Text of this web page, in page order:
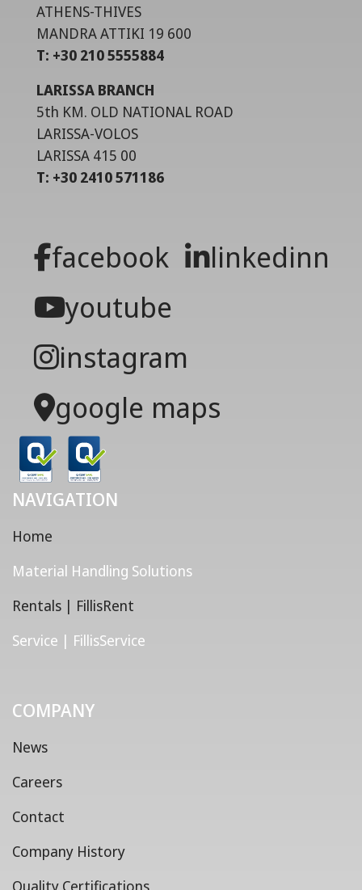
ATHENS-THIVES
MANDRA ATTIKI 19 600
T: +30 210 5555884
LARISSA BRANCH
5th KM. OLD NATIONAL ROAD
LARISSA-VOLOS
LARISSA 415 00
T: +30 2410 571186
facebook
linkedinn
youtube
instagram
google maps
NAVIGATION
Home
Material Handling Solutions
Rentals | FillisRent
Service | FillisService
COMPANY
News
Careers
Contact
Company History